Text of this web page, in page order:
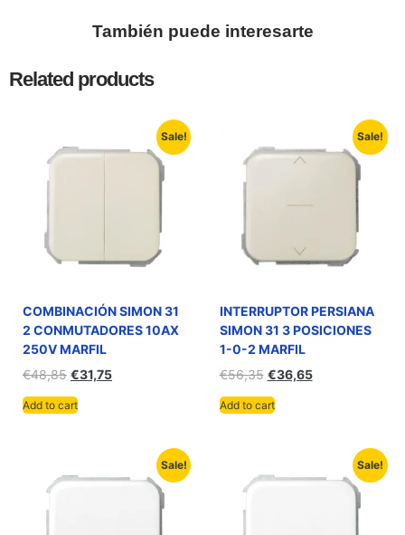
También puede interesarte
Related products
Sale!
COMBINACIÓN SIMON 31
2 CONMUTADORES 10AX
250V MARFIL
€48,85 €31,75
Add to cart
Sale!
INTERRUPTOR PERSIANA
SIMON 31 3 POSICIONES
1-0-2 MARFIL
€56,35 €36,65
Add to cart
Sale! Sale!